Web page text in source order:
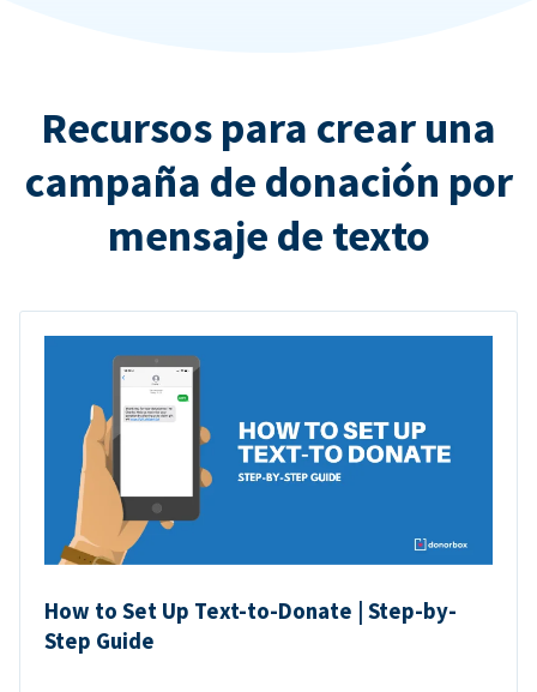
Recursos para crear una
campaña de donación por
mensaje de texto
How to Set Up Text-to-Donate | Step-by-
Step Guide